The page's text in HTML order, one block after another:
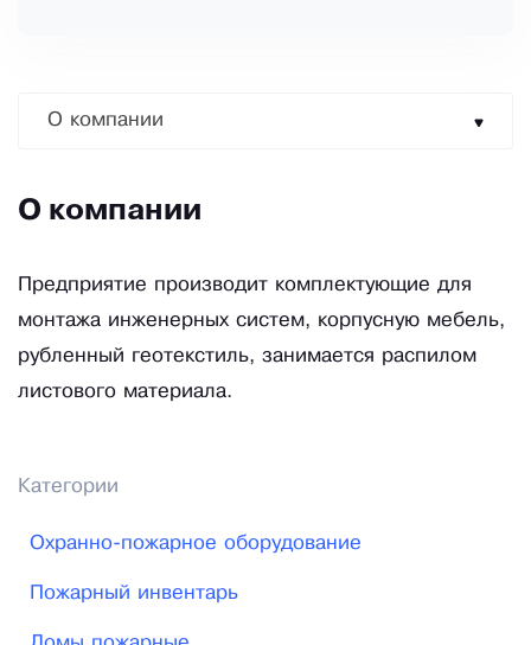
О компании
О компании
Предприятие производит комплектующие для
монтажа инженерных систем, корпусную мебель,
рубленный геотекстиль, занимается распилом
листового материала.
Категории
Охранно-пожарное оборудование
Пожарный инвентарь